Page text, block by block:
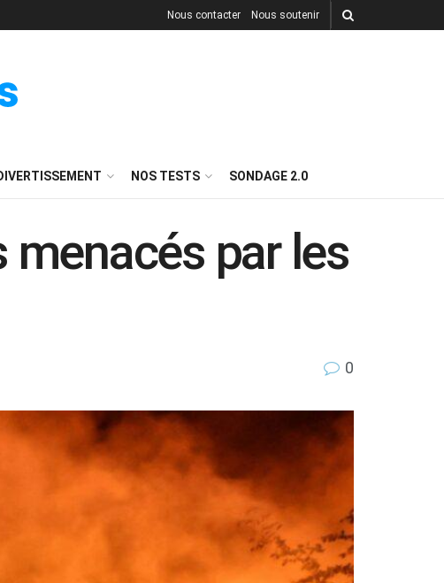
Nous contacter Nous soutenir
NOS TESTS SONDAGE 2.0
par les
0